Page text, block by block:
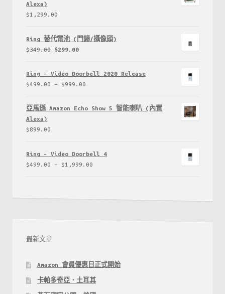
Alexa)
$1,299.00
Ring 替代電池 (門鐘/攝像頭)
$349.00 $299.00
Ring - Video Doorbell 2020 Release
$499.00 – $999.00
亞馬遜 Amazon Echo Show 5 智能喇叭 (內置
Alexa)
$899.00
Ring - Video Doorbell 4
$499.00 – $1,999.00
最新文章
Amazon 會員優惠日正式開始
卡帕多奇亞．土耳其